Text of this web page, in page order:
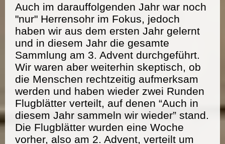
Auch im darauffolgenden Jahr war noch
"nur" Herrensohr im Fokus, jedoch
haben wir aus dem ersten Jahr gelernt
und in diesem Jahr die gesamte
Sammlung am 3. Advent durchgeführt.
Wir waren aber weiterhin skeptisch, ob
die Menschen rechtzeitig aufmerksam
werden und haben wieder zwei Runden
Flugblätter verteilt, auf denen “Auch in
diesem Jahr sammeln wir wieder” stand.
Die Flugblätter wurden eine Woche
vorher, also am 2. Advent, verteilt um